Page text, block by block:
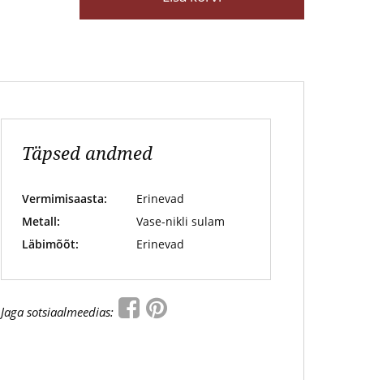
Täpsed andmed
Vermimisaasta:
Erinevad
Metall:
Vase-nikli sulam
Läbimõõt:
Erinevad
Jaga sotsiaalmeedias: